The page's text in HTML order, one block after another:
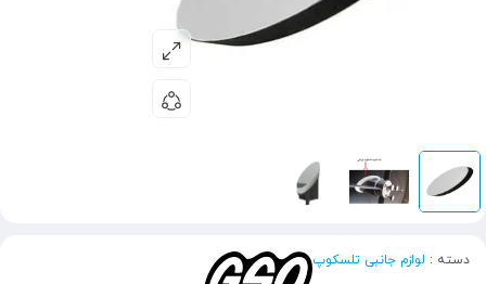
دسته : لوازم جانبی تلسکوپ